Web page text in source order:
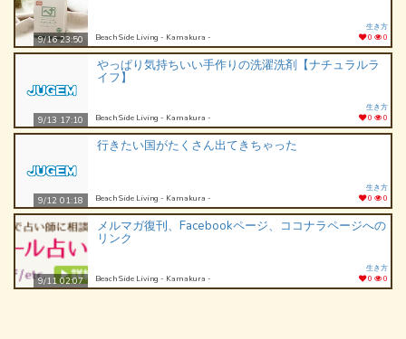
9/16 23:50 Beach Side Living - Kamakura -
生き方
0
0
9/13 17:10
やっぱり気持ちいい手作りの洗濯洗剤【ナチュラルラ
イフ】
Beach Side Living - Kamakura -
生き方
0
0
9/12 01:18
行きたい国がたくさん出てきちゃった
Beach Side Living - Kamakura -
生き方
0
0
9/11 02:07
メルマガ復刊、Facebookページ、ココナラページへの
リンク
Beach Side Living - Kamakura -
生き方
0
0